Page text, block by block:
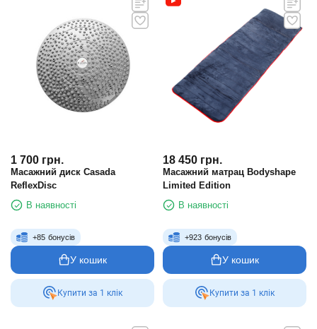
1 700 грн.
Масажний диск Casada
ReflexDisc
В наявності
+85 бонусів
У кошик
Купити за 1 клiк
18 450 грн.
Масажний матрац Bodyshape
Limited Edition
В наявності
+923 бонусів
У кошик
Купити за 1 клiк